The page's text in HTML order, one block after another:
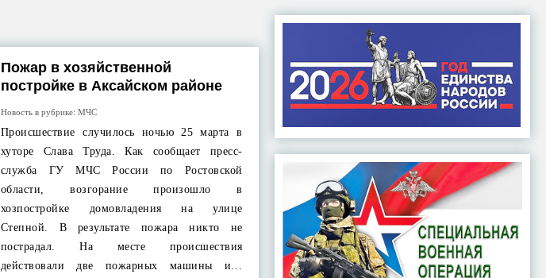
Пожар в хозяйственной
постройке в Аксайском районе
Новость в рубрике: МЧС
Происшествие случилось ночью 25 марта в
хуторе Слава Труда. Как сообщает пресс-
служба ГУ МЧС России по Ростовской
области, возгорание произошло в
хозпостройке домовладения на улице
Степной. В результате пожара никто не
пострадал. На месте происшествия
действовали две пожарных машины и…